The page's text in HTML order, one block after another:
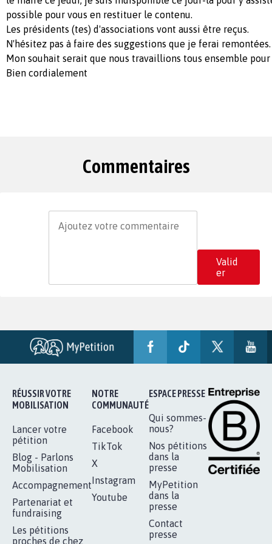
possible pour vous en restituer le contenu.
Les présidents (tes) d'associations vont aussi être reçus.
N'hésitez pas à faire des suggestions que je ferai remontées.
Mon souhait serait que nous travaillions tous ensemble pour
Bien cordialement
Commentaires
Valid
er
RÉUSSIR VOTRE
MOBILISATION
Lancer votre
pétition
Blog - Parlons
Mobilisation
Accompagnement
Partenariat et
fundraising
Les pétitions
proches de chez
NOTRE
COMMUNAUTÉ
Facebook
TikTok
X
Instagram
Youtube
ESPACE PRESSE
Qui sommes-
nous?
Nos pétitions
dans la
presse
MyPetition
dans la
presse
Contact
presse